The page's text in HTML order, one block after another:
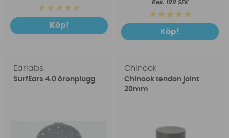
Köp!
199 SEK
Köp!
Earlabs
SurfEars 4.0 öronplugg
Chinook
Chinook tendon joint
20mm